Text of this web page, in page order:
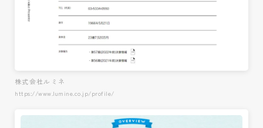
株式会社ルミネ
https://www.lumine.co.jp/profile/